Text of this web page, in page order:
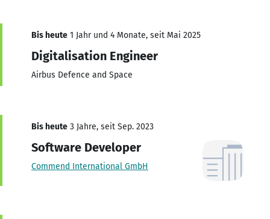
Bis heute 1 Jahr und 4 Monate, seit Mai 2025
Digitalisation Engineer
Airbus Defence and Space
Bis heute 3 Jahre, seit Sep. 2023
Software Developer
Commend International GmbH